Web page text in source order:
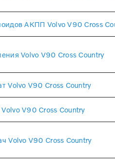
АКПП Volvo V90 Cross
Volvo V90 Cross Country
Volvo V90 Cross Country
V90 Cross Country
Volvo V90 Cross Country